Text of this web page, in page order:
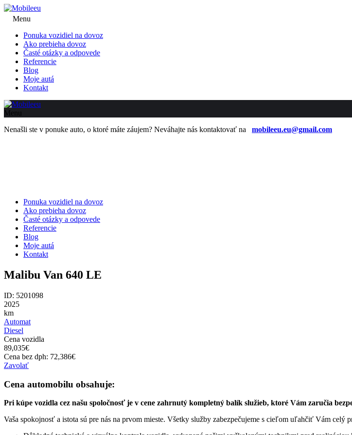
Menu
Ponuka vozidiel na dovoz
Ako prebieha dovoz
Časté otázky a odpovede
Referencie
Blog
Moje autá
Kontakt
Menu
Nenašli ste v ponuke auto, o ktoré máte záujem? Neváhajte nás kontaktovať na mobileeu.eu@gmail.com
Ponuka vozidiel na dovoz
Ako prebieha dovoz
Časté otázky a odpovede
Referencie
Blog
Moje autá
Kontakt
Malibu Van 640 LE
ID: 5201098
2025
km
Automat
Diesel
Cena vozidla
89,035€
Cena bez dph: 72,386€
Zavolať
Cena automobilu obsahuje:
Pri kúpe vozidla cez našu spoločnosť je v cene zahrnutý kompletný balík služieb, ktoré Vám zaručia
Vaša spokojnosť a istota sú pre nás na prvom mieste. Všetky služby zabezpečujeme s cieľom uľahčiť Vám celý